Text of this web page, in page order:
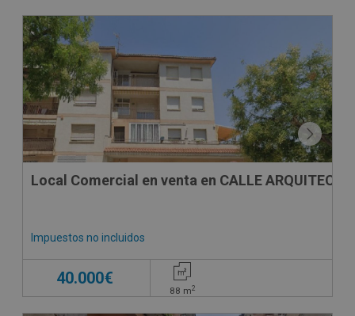
CESIÓN DE REMATE
Local Comercial en venta en CALLE
Impuestos no incluidos
40.000€
88 m2